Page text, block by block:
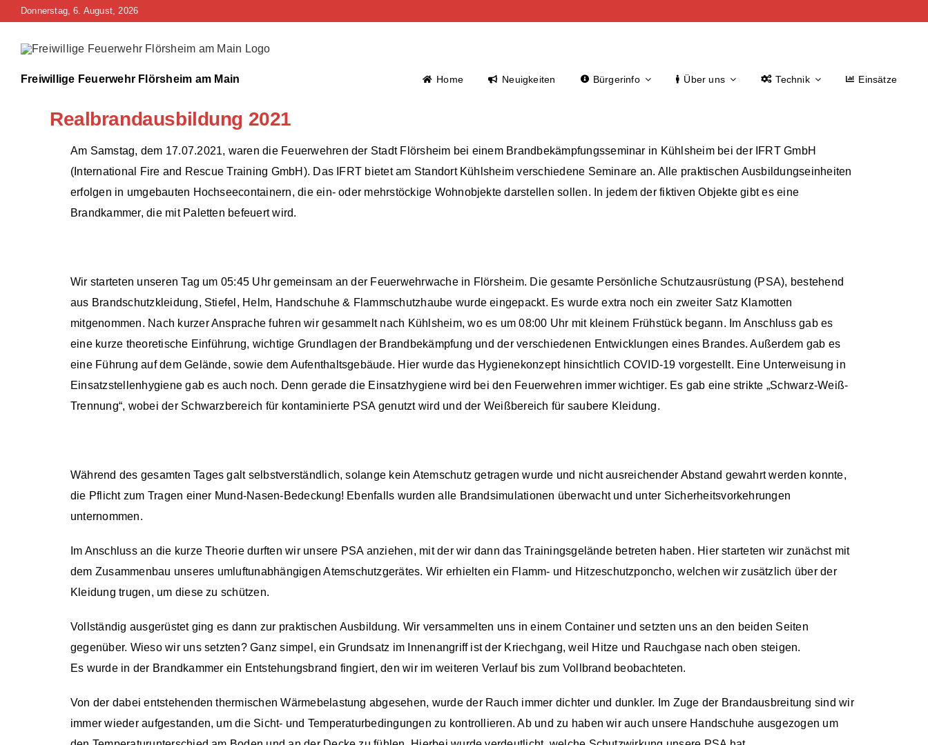
Zum
springen
Donnerstag, 6. August, 2026
Freiwillige Feuerwehr Flörsheim am Main Home Neuigkeiten Bürgerinfo Über uns Technik Einsätze
Realbrandausbildung 2021
Am Samstag, dem 17.07.2021, waren die Feuerwehren der Stadt Flörsheim bei einem Brandbekämpfungsseminar in Kühlsheim bei der IFRT GmbH
(International Fire and Rescue Training GmbH). Das IFRT bietet am Standort Kühlsheim verschiedene Seminare an. Alle praktischen Ausbildungseinheiten
erfolgen in umgebauten Hochseecontainern, die ein- oder mehrstöckige Wohnobjekte darstellen sollen. In jedem der fiktiven Objekte gibt es eine
Brandkammer, die mit Paletten befeuert wird.
Wir starteten unseren Tag um 05:45 Uhr gemeinsam an der Feuerwehrwache in Flörsheim. Die gesamte Persönliche Schutzausrüstung (PSA), bestehend
aus Brandschutzkleidung, Stiefel, Helm, Handschuhe & Flammschutzhaube wurde eingepackt. Es wurde extra noch ein zweiter Satz Klamotten
mitgenommen. Nach kurzer Ansprache fuhren wir gesammelt nach Kühlsheim, wo es um 08:00 Uhr mit kleinem Frühstück begann. Im Anschluss gab es
eine kurze theoretische Einführung, wichtige Grundlagen der Brandbekämpfung und der verschiedenen Entwicklungen eines Brandes. Außerdem gab es
eine Führung auf dem Gelände, sowie dem Aufenthaltsgebäude. Hier wurde das Hygienekonzept hinsichtlich COVID-19 vorgestellt. Eine Unterweisung in
Einsatzstellenhygiene gab es auch noch. Denn gerade die Einsatzhygiene wird bei den Feuerwehren immer wichtiger. Es gab eine strikte „Schwarz-Weiß-
Trennung“, wobei der Schwarzbereich für kontaminierte PSA genutzt wird und der Weißbereich für saubere Kleidung.
Während des gesamten Tages galt selbstverständlich, solange kein Atemschutz getragen wurde und nicht ausreichender Abstand gewahrt werden konnte,
die Pflicht zum Tragen einer Mund-Nasen-Bedeckung! Ebenfalls wurden alle Brandsimulationen überwacht und unter Sicherheitsvorkehrungen
unternommen.
Im Anschluss an die kurze Theorie durften wir unsere PSA anziehen, mit der wir dann das Trainingsgelände betreten haben. Hier starteten wir zunächst mit
dem Zusammenbau unseres umluftunabhängigen Atemschutzgerätes. Wir erhielten ein Flamm- und Hitzeschutzponcho, welchen wir zusätzlich über der
Kleidung trugen, um diese zu schützen.
Vollständig ausgerüstet ging es dann zur praktischen Ausbildung. Wir versammelten uns in einem Container und setzten uns an den beiden Seiten
gegenüber. Wieso wir uns setzten? Ganz simpel, ein Grundsatz im Innenangriff ist der Kriechgang, weil Hitze und Rauchgase nach oben steigen.
Es wurde in der Brandkammer ein Entstehungsbrand fingiert, den wir im weiteren Verlauf bis zum Vollbrand beobachteten.
Von der dabei entstehenden thermischen Wärmebelastung abgesehen, wurde der Rauch immer dichter und dunkler. Im Zuge der Brandausbreitung sind wir
immer wieder aufgestanden, um die Sicht- und Temperaturbedingungen zu kontrollieren. Ab und zu haben wir auch unsere Handschuhe ausgezogen um